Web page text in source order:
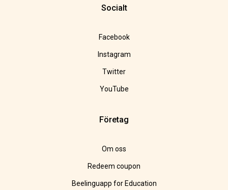
Socialt
Facebook
Instagram
Twitter
YouTube
Företag
Om oss
Redeem coupon
Beelinguapp for Education